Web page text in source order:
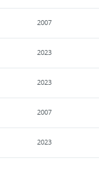
2007
2023
2023
2007
2023